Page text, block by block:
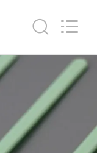
الصفحة
الرئيسية
المنتجات
products
Reserved.